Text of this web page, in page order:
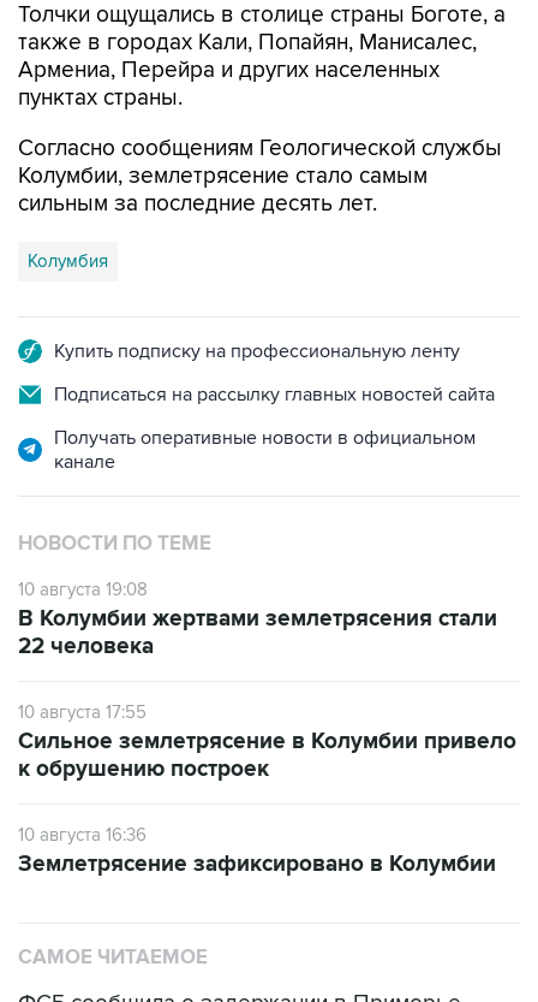
Толчки ощущались в столице страны Боготе, а
также в городах Кали, Попайян, Манисалес,
Армениа, Перейра и других населенных
пунктах страны.
Согласно сообщениям Геологической службы
Колумбии, землетрясение стало самым
сильным за последние десять лет.
Колумбия
Купить подписку на профессиональную ленту
Подписаться на рассылку главных новостей сайта
Получать оперативные новости в официальном
канале
НОВОСТИ ПО ТЕМЕ
10 августа 19:08
В Колумбии жертвами землетрясения стали
22 человека
10 августа 17:55
Сильное землетрясение в Колумбии привело
к обрушению построек
10 августа 16:36
Землетрясение зафиксировано в Колумбии
САМОЕ ЧИТАЕМОЕ